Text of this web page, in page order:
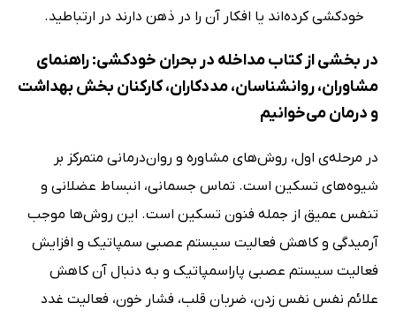
خودکشی کرده‌اند یا افکار آن را در ذهن دارند در ارتباطید.
در بخشی از کتاب مداخله در بحران خودکشی: راهنمای
مشاوران، روانشناسان، مددکاران، کارکنان بخش بهداشت
و درمان می‌خوانیم
در مرحله‌ی اول، روش‌های مشاوره و روان‌درمانی متمرکز بر
شیوه‌های تسکین است. تماس جسمانی، انبساط عضلانی و
تنفس عمیق از جمله فنون تسکین است. این روش‌ها موجب
آرمیدگی و کاهش فعالیت سیستم عصبی سمپاتیک و افزایش
فعالیت سیستم عصبی پاراسمپاتیک و به دنبال آن کاهش
علائم نفس نفس زدن، ضربان قلب، فشار خون، فعالیت غدد